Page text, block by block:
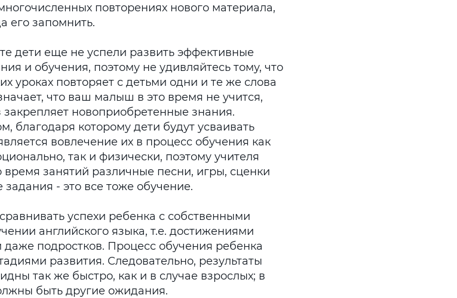
повторениях нового материала,
его запомнить.
дети еще не успели развить эффективные
и обучения, поэтому не удивляйтесь тому, что
уроках повторяет с детьми одни и те же слова
что ваш малыш в это время не учится,
закрепляет новоприобретенные знания.
благодаря которому дети будут усваивать
вовлечение их в процесс обучения как
так и физически, поэтому учителя
время занятий различные песни, игры, сценки
- это все тоже обучение.
успехи ребенка с собственными
английского языка, т.е. достижениями
подростков. Процесс обучения ребенка
развития. Следовательно, результаты
так же быстро, как и в случае взрослых; в
быть другие ожидания.